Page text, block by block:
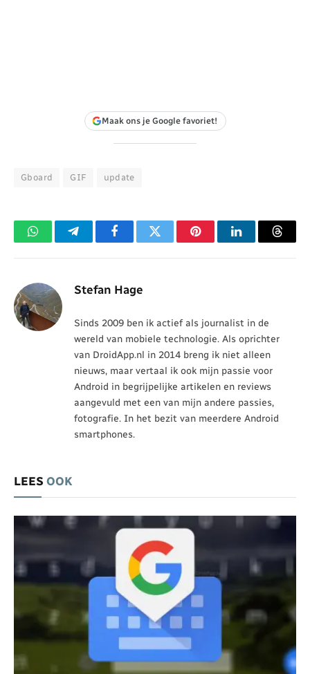
Maak ons je Google favoriet!
Gboard GIF update
WhatsAppTelegramFacebookTwitter PinterestLinkedIn
Stefan Hage
Sinds 2009 ben ik actief als journalist in de
wereld van mobiele technologie. Als oprichter
van DroidApp.nl in 2014 breng ik niet alleen
nieuws, maar vertaal ik ook mijn passie voor
Android in begrijpelijke artikelen en reviews
aangevuld met een van mijn andere passies,
fotografie. In het bezit van meerdere Android
smartphones.
LEES OOK